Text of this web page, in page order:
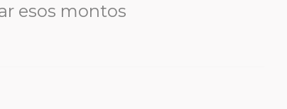
esos montos